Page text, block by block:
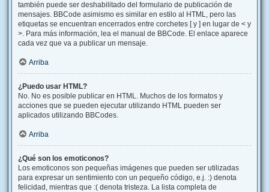
también puede ser deshabilitado del formulario de publicación de
mensajes. BBCode asimismo es similar en estilo al HTML, pero las
etiquetas se encuentran encerrados entre corchetes [ y ] en lugar de < y
>. Para más información, lea el manual de BBCode. El enlace aparece
cada vez que va a publicar un mensaje.
Arriba
¿Puedo usar HTML?
No. No es posible publicar en HTML. Muchos de los formatos y
acciones que se pueden ejecutar utilizando HTML pueden ser
aplicados utilizando BBCodes.
Arriba
¿Qué son los emoticonos?
Los emoticonos son pequeñas imágenes que pueden ser utilizadas
para expresar un sentimiento con un pequeño código, e.j. :) denota
felicidad, mientras que :( denota tristeza. La lista completa de